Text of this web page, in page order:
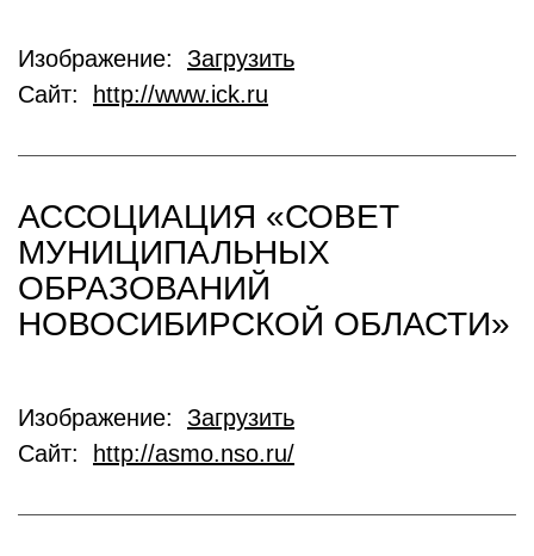
Изображение: Загрузить
Сайт:
http://www.ick.ru
АССОЦИАЦИЯ «СОВЕТ
МУНИЦИПАЛЬНЫХ
ОБРАЗОВАНИЙ
НОВОСИБИРСКОЙ ОБЛАСТИ»
Изображение: Загрузить
Сайт:
http://asmo.nso.ru/